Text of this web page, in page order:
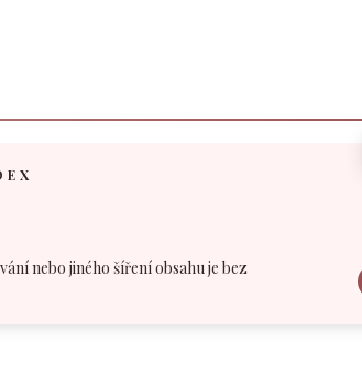
nebo jiného šíření obsahu je bez